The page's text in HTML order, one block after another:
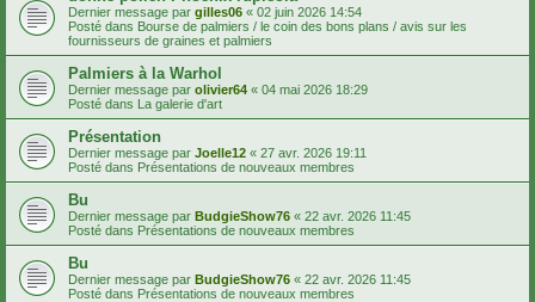
Dernier message par gilles06 « 02 juin 2026 14:54
Posté dans Bourse de palmiers / le coin des bons plans / avis sur les
fournisseurs de graines et palmiers
Palmiers à la Warhol
Dernier message par olivier64 « 04 mai 2026 18:29
Posté dans La galerie d'art
Présentation
Dernier message par Joelle12 « 27 avr. 2026 19:11
Posté dans Présentations de nouveaux membres
Bu
Dernier message par BudgieShow76 « 22 avr. 2026 11:45
Posté dans Présentations de nouveaux membres
Bu
Dernier message par BudgieShow76 « 22 avr. 2026 11:45
Posté dans Présentations de nouveaux membres